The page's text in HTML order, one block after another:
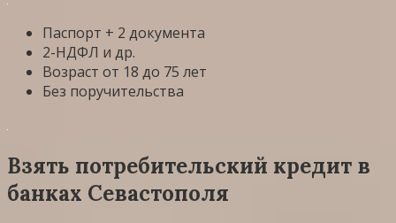
Паспорт + 2 документа
2-НДФЛ и др.
Возраст от 18 до 75 лет
Без поручительства
Взять потребительский кредит в
банках Севастополя